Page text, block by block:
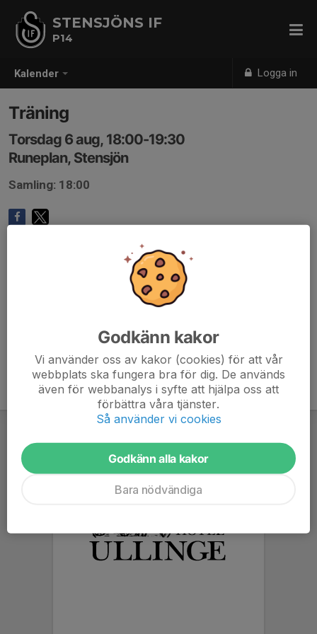
Kalender Logga in
STENSJÖNS IF
P14
Träning
Torsdag 6 aug, 18:00-19:30
Runeplan, Stensjön
Samling: 18:00
Anmälan är öppen för lagets medlemmar.
Godkänn kakor
Vi använder oss av kakor (cookies) för att vår
webbplats ska fungera bra för dig. De används
även för webbanalys i syfte att hjälpa oss att
förbättra våra tjänster.
Så använder vi cookies
Godkänn alla kakor
Bara nödvändiga